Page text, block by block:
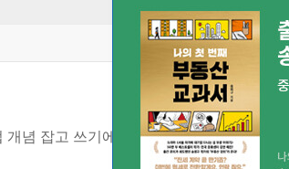
개념 잡고 쓰기에 강해지는 초등 필수 문법서